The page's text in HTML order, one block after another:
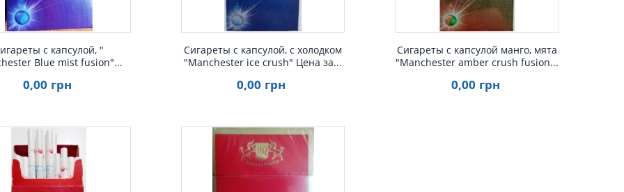
с капсулой, "
Blue mist fusion"...
0,00 грн
Сигареты с капсулой, с холодком
"Manchester ice crush" Цена за...
0,00 грн
Сигареты с капсулой манго, мята
"Manchester amber crush fusion...
0,00 грн